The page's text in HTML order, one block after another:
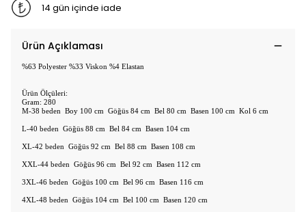
14 gün içinde iade
Ürün Açıklaması
%63 Polyester %33 Viskon %4 Elastan
Ürün Ölçüleri:
Gram: 280
M-38 beden Boy 100 cm Göğüs 84 cm Bel 80 cm Basen 100 cm Kol 6 cm
L-40 beden Göğüs 88 cm Bel 84 cm Basen 104 cm
XL-42 beden Göğüs 92 cm Bel 88 cm Basen 108 cm
XXL-44 beden Göğüs 96 cm Bel 92 cm Basen 112 cm
3XL-46 beden Göğüs 100 cm Bel 96 cm Basen 116 cm
4XL-48 beden Göğüs 104 cm Bel 100 cm Basen 120 cm